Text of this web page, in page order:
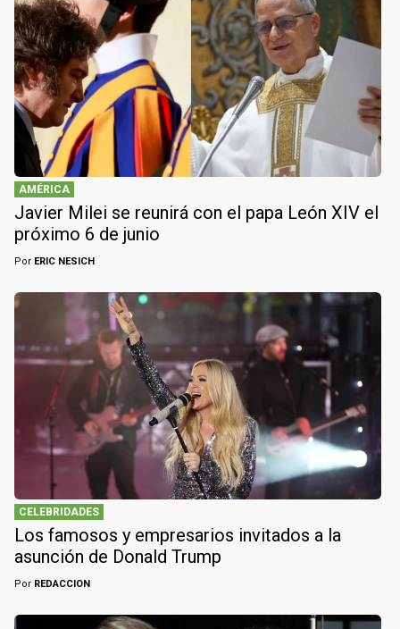
AMÉRICA
Javier Milei se reunirá con el papa León XIV el
próximo 6 de junio
Por ERIC NESICH
CELEBRIDADES
Los famosos y empresarios invitados a la
asunción de Donald Trump
Por REDACCION